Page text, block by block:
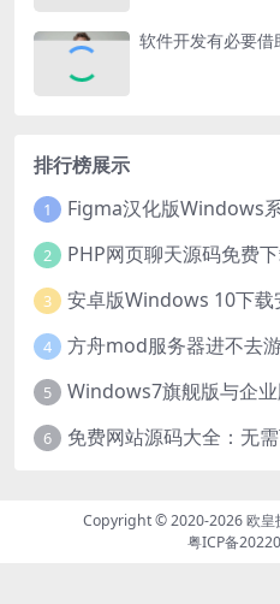
软件开发有必要借
排行榜展示
1 Figma汉化版Windows
2
3 安卓版Windows 10下载
4
5
6 免费网站源码大全：无
Copyright © 2020-2026欧皇
粤ICP备